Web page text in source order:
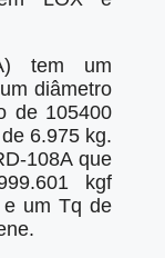
tem um
diâmetro
de 105400
6.975 kg.
108A que
kgf
um Tq de